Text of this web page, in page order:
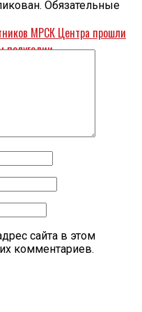
МРСК Центра прошли
полугодии
Обязательные
сайта в этом
комментариев.